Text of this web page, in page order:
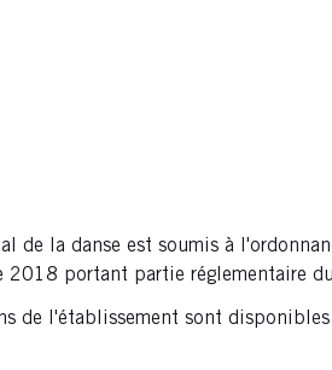
de la danse est soumis à
portant partie réglementaire
de l'établissement sont